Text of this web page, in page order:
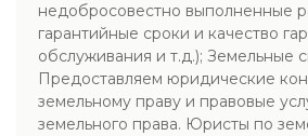
недобросовестно выполненные
гарантийные сроки и качество
обслуживания и т.д.); Земельные
Предоставляем юридические
земельному праву и правовые
земельного права. Юристы по